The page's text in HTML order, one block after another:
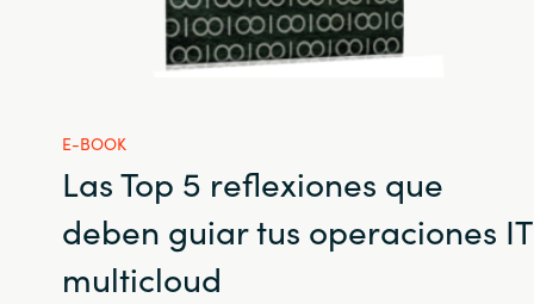
E-BOOK
Las Top 5 reflexiones que
deben guiar tus operaciones IT
multicloud